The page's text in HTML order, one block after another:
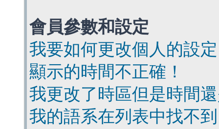
會員參數和設定
我要如何更改個人的設
顯示的時間不正確！
我更改了時區但是時間
我的語系在列表中找不